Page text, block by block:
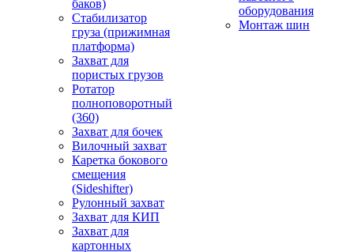
баков)
Стабилизатор
груза (прижимная
платформа)
Захват для
пористых грузов
Ротатор
полноповоротный
(360)
Захват для бочек
Вилочный захват
Каретка бокового
смещения
(Sideshifter)
Рулонный захват
Захват для КИП
Захват для
картонных
оборудования
Монтаж шин